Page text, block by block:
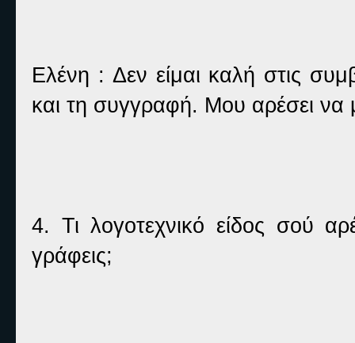
Ελένη : Δεν είμαι καλή στις
και τη συγγραφή. Μου αρέσει να
4. Τι λογοτεχνικό είδος σού
γράφεις;